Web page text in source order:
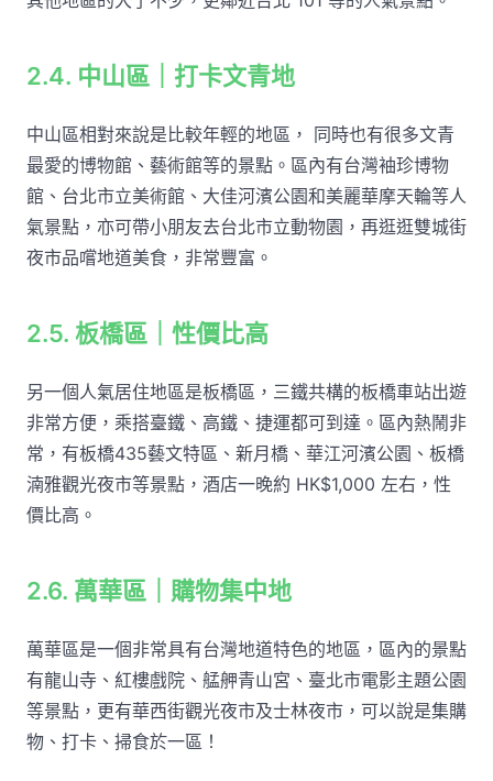
2.4. 中山區｜打卡文青地
中山區相對來說是比較年輕的地區， 同時也有很多文青
最愛的博物館、藝術館等的景點。區內有台灣袖珍博物
館、台北市立美術館、大佳河濱公園和美麗華摩天輪等人
氣景點，亦可帶小朋友去台北市立動物園，再逛逛雙城街
夜市品嚐地道美食，非常豐富。
2.5. 板橋區｜性價比高
另一個人氣居住地區是板橋區，三鐵共構的板橋車站出遊
非常方便，乘搭臺鐵、高鐵、捷運都可到達。區內熱鬧非
常，有板橋435藝文特區、新月橋、華江河濱公園、板橋
湳雅觀光夜市等景點，酒店一晚約 HK$1,000 左右，性
價比高。
2.6. 萬華區｜購物集中地
萬華區是一個非常具有台灣地道特色的地區，區內的景點
有龍山寺、紅樓戲院、艋舺青山宮、臺北市電影主題公園
等景點，更有華西街觀光夜市及士林夜市，可以說是集購
物、打卡、掃食於一區！